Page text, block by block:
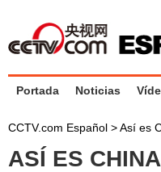
Portada Noticias
CCTV.com Español >Así es
ASÍ ES